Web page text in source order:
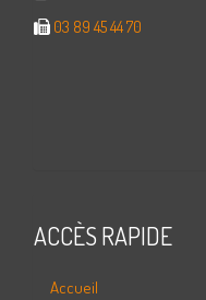
03 89 45 44 70
ACCÈS RAPIDE
Accueil